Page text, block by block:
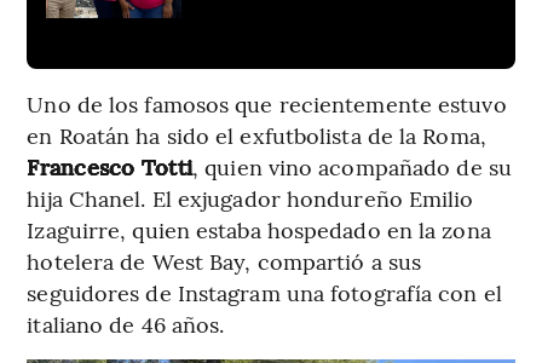
Uno de los famosos que recientemente estuvo
en Roatán ha sido el exfutbolista de la Roma,
Francesco Totti, quien vino acompañado de su
hija Chanel. El exjugador hondureño Emilio
Izaguirre, quien estaba hospedado en la zona
hotelera de West Bay, compartió a sus
seguidores de Instagram una fotografía con el
italiano de 46 años.